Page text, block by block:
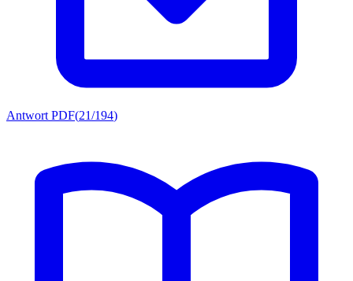
Antwort PDF(21/194)